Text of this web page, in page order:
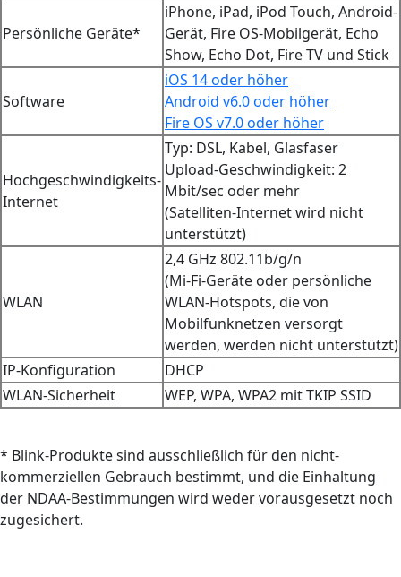
Persönliche Geräte*
iPhone, iPad, iPod Touch, Android-
Gerät, Fire OS-Mobilgerät, Echo
Show, Echo Dot, Fire TV und Stick
Software
iOS 14 oder höher
Android v6.0 oder höher
Fire OS v7.0 oder höher
Hochgeschwindigkeits-
Internet
Typ: DSL, Kabel, Glasfaser
Upload-Geschwindigkeit: 2
Mbit/sec oder mehr
(Satelliten-Internet wird nicht
unterstützt)
WLAN
2,4 GHz 802.11b/g/n
(Mi-Fi-Geräte oder persönliche
WLAN-Hotspots, die von
Mobilfunknetzen versorgt
werden, werden nicht unterstützt)
IP-Konfiguration
DHCP
WLAN-Sicherheit
WEP, WPA, WPA2 mit TKIP SSID
* Blink-Produkte sind ausschließlich für den nicht-
kommerziellen Gebrauch bestimmt, und die Einhaltung
der NDAA-Bestimmungen wird weder vorausgesetzt noch
zugesichert.